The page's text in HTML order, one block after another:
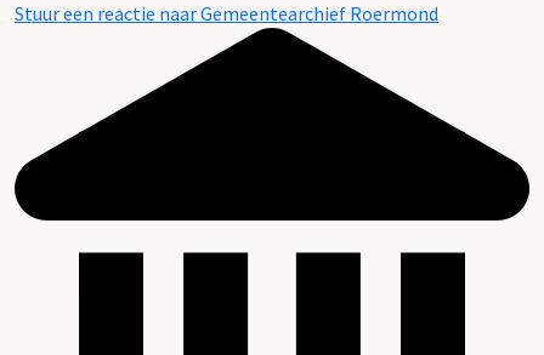
Stuur een reactie naar Gemeentearchief Roermond